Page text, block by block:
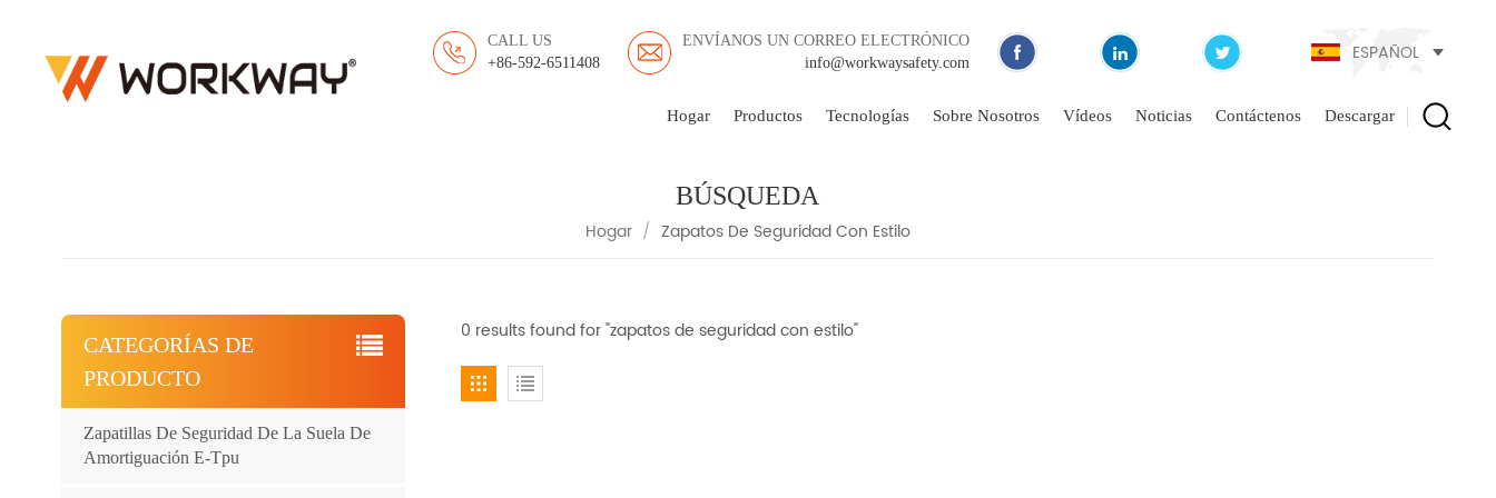
CALL US
+86-592-6511408
ENVÍANOS UN CORREO ELECTRÓNICO
info@workwaysafety.com
ESPAÑOL
Hogar Productos Tecnologías Sobre Nosotros Vídeos Noticias Contáctenos Descargar
BÚSQUEDA
Hogar / Zapatos De Seguridad Con Estilo
0 results found for "zapatos de seguridad con estilo"
CATEGORÍAS DE
PRODUCTO
Zapatillas De Seguridad De La Suela De
Amortiguación E-Tpu